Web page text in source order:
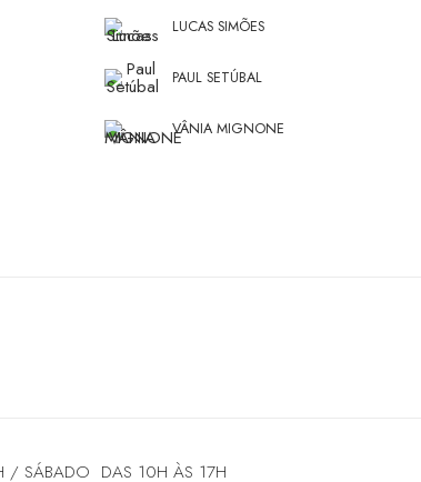
LUCAS SIMÕES
PAUL SETÚBAL
VÂNIA MIGNONE
/ SÁBADO DAS 10H ÀS 17H